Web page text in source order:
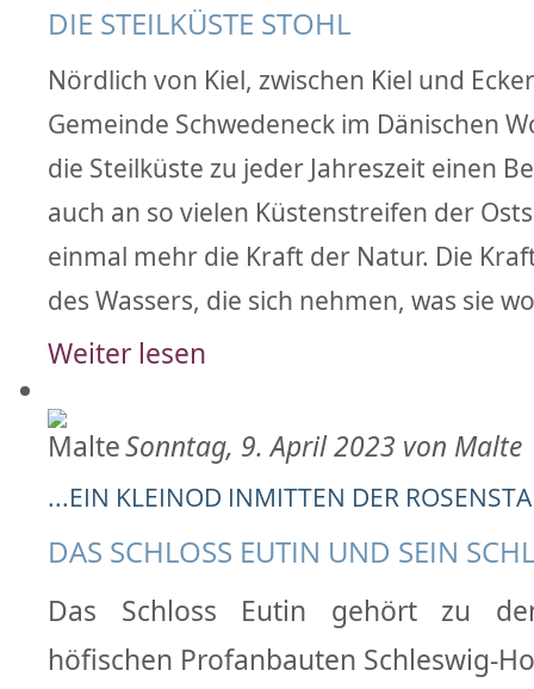
DIE STEILKÜSTE STOHL
Nördlich von Kiel, zwischen Kiel und
Gemeinde Schwedeneck im Dänischen
die Steilküste zu jeder Jahreszeit einen
auch an so vielen Küstenstreifen der
einmal mehr die Kraft der Natur. Die
des Wassers, die sich nehmen, was sie
Weiter lesen
Sonntag, 9. April 2023 von Malte
...EIN KLEINOD INMITTEN DER
DAS SCHLOSS EUTIN UND SEIN
Das Schloss Eutin gehört zu
höfischen Profanbauten Schleswig-